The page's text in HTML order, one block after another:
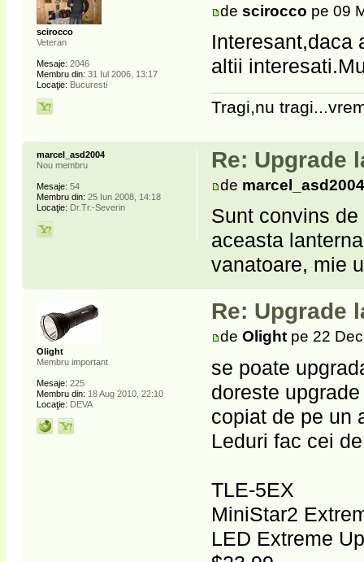
descirocco pe 09
Interesant,daca
altii
Tragi,nu
scirocco
Veteran
Mesaje: 2046
Membru din: 31 Iul 2006, 13:17
Locaţie: Bucuresti
Re: Upgrade
de
Sunt convins
aceasta
vanatoare, mie
marcel_asd2004
Nou membru
Mesaje: 54
Membru din: 25 Iun 2008, 14:18
Locaţie: Dr.Tr.-Severin
Re: Upgrade
deOlight pe 22
se poate
doreste
copiat de pe un
Leduri fac cei
TLE-5EX
MiniStar2
LED Extreme
Olight
Membru important
Mesaje: 225
Membru din: 18 Aug 2010, 22:10
Locaţie: DEVA